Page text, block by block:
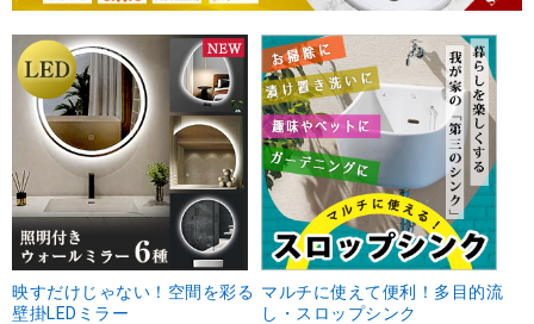
映すだけじゃない！空間を彩る
壁掛LEDミラー
マルチに使えて便利！多目的流
し・スロップシンク